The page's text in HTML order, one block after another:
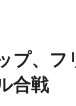
プ、
合戦